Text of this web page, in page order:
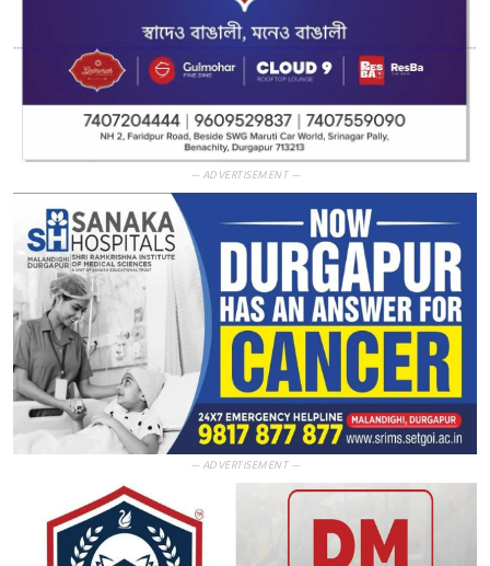
— ADVERTISEMENT —
— ADVERTISEMENT —